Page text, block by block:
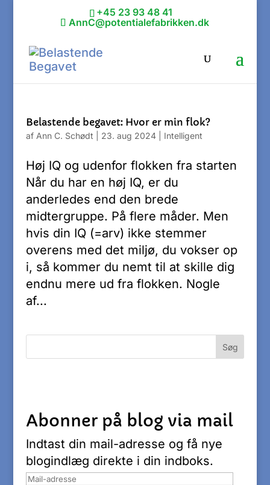
+45 23 93 48 41
AnnC@potentialefabrikken.dk
Belastende begavet: Hvor er min flok?
af Ann C. Schødt 23. aug 2024| Intelligent
Høj IQ og udenfor flokken fra starten
Når du har en høj IQ, er du
anderledes end den brede
midtergruppe. På flere måder. Men
hvis din IQ (=arv) ikke stemmer
overens med det miljø, du vokser op
i, så kommer du nemt til at skille dig
endnu mere ud fra flokken. Nogle
af...
Abonner på blog via mail
Indtast din mail-adresse og få nye
blogindlæg direkte i din indboks.
Mail-